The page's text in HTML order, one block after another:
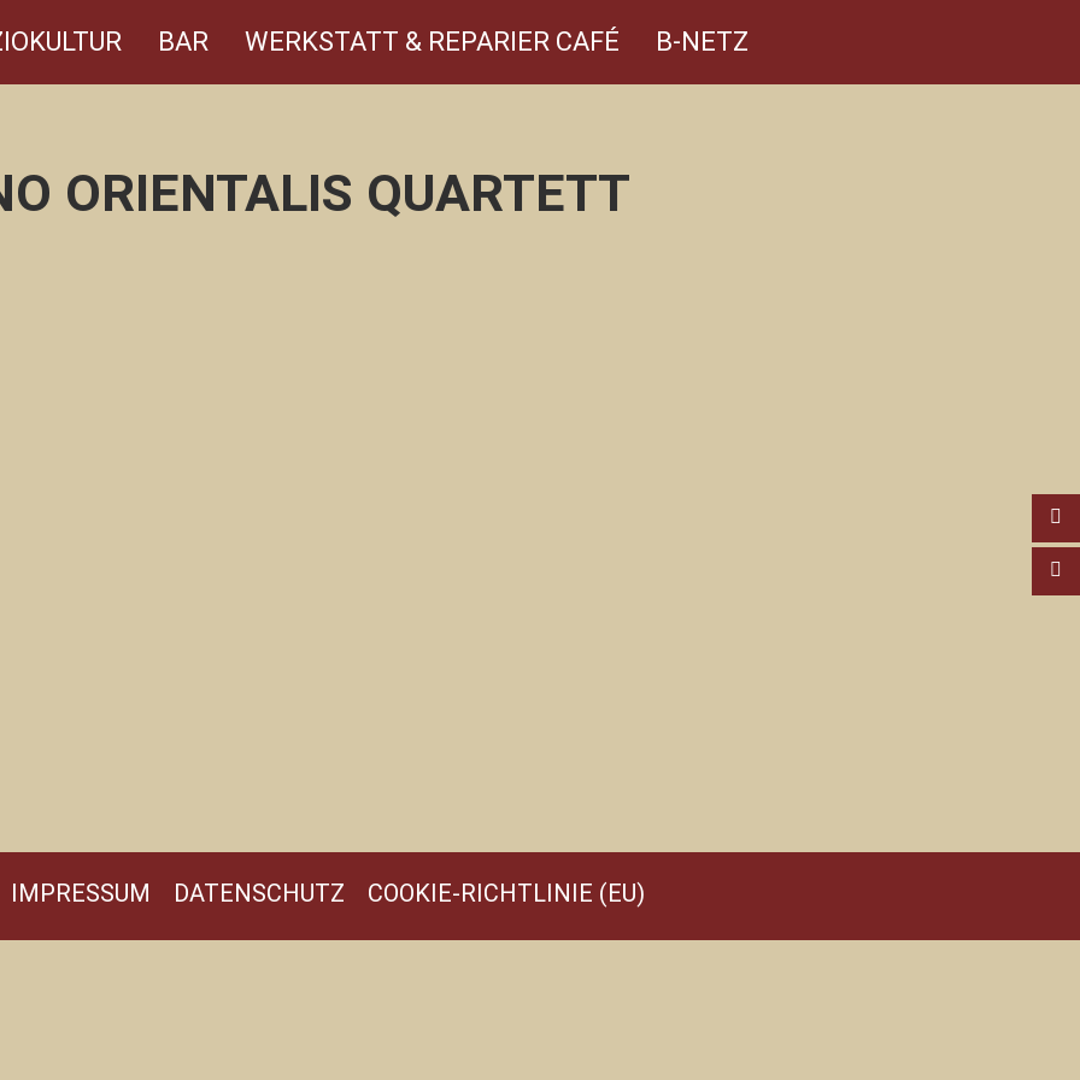
BAR WERKSTATT & REPARIER CAFÉ B-NETZ
ORIENTALIS QUARTETT
IMPRESSUM DATENSCHUTZ COOKIE-RICHTLINIE (EU)